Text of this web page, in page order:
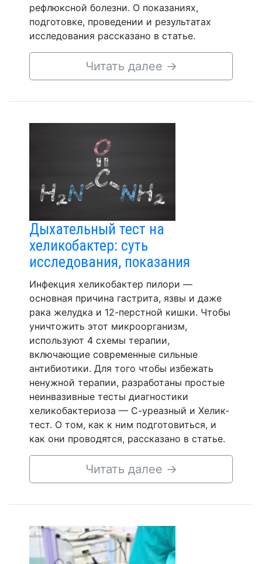
рефлюксной болезни. О показаниях,
подготовке, проведении и результатах
исследования рассказано в статье.
Читать далее →
Дыхательный тест на
хеликобактер: суть
исследования, показания
Инфекция хеликобактер пилори —
основная причина гастрита, язвы и даже
рака желудка и 12-перстной кишки. Чтобы
уничтожить этот микроорганизм,
используют 4 схемы терапии,
включающие современные сильные
антибиотики. Для того чтобы избежать
ненужной терапии, разработаны простые
неинвазивные тесты диагностики
хеликобактериоза — С-уреазный и Хелик-
тест. О том, как к ним подготовиться, и
как они проводятся, рассказано в статье.
Читать далее →